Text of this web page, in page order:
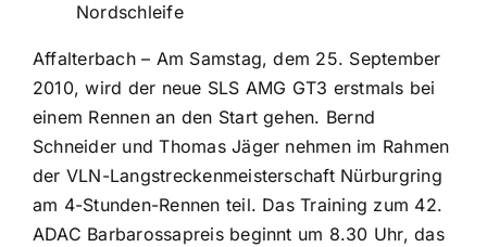
Nordschleife
Affalterbach – Am Samstag, dem 25. September
2010, wird der neue SLS AMG GT3 erstmals bei
einem Rennen an den Start gehen. Bernd
Schneider und Thomas Jäger nehmen im Rahmen
der VLN-Langstreckenmeisterschaft Nürburgring
am 4-Stunden-Rennen teil. Das Training zum 42.
ADAC Barbarossapreis beginnt um 8.30 Uhr, das